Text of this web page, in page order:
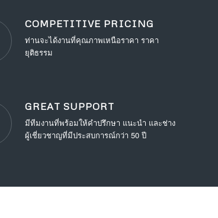
COMPETITIVE PRICING
ท่านจะได้งานที่คุณภาพเหนือราคา ราคา
ยุติธรรม
GREAT SUPPORT
มีทีมงานที่พร้อมให้คำปรึกษา แนะนำ และช่าง
ผู้เชี่ยวชาญที่มีประสบการณ์กว่า 50 ปี